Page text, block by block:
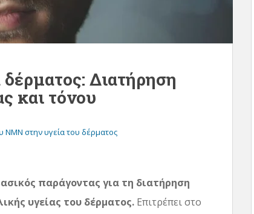
Διατήρηση
και τόνου
NMN στην υγεία του δέρματος
παράγοντας για τη διατήρηση
υγείας του δέρματος. Επιτρέπει στο